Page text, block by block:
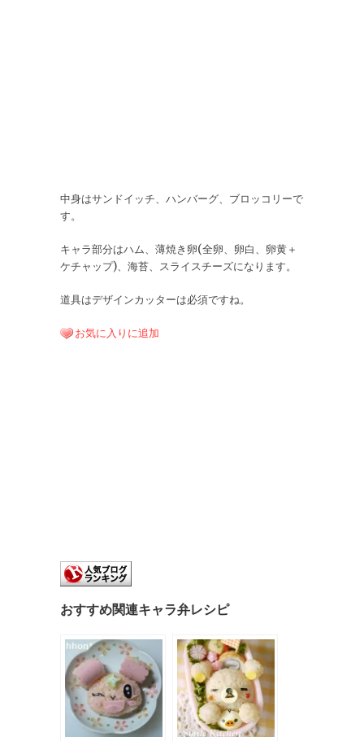
中身はサンドイッチ、ハンバーグ、ブロッコリーで
す。
キャラ部分はハム、薄焼き卵(全卵、卵白、卵黄＋
ケチャップ)、海苔、スライスチーズになります。
道具はデザインカッターは必須ですね。
お気に入りに追加
おすすめ関連キャラ弁レシピ